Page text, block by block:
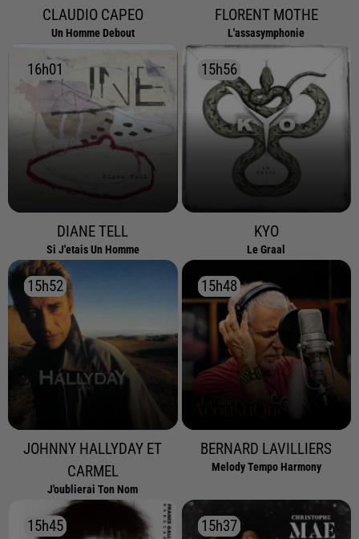
CLAUDIO CAPEO
Un Homme Debout
FLORENT MOTHE
L'assasymphonie
16h01
16h01
DIANE TELL
Si J'etais Un Homme
15h56
15h56
KYO
Le Graal
15h52
15h52
JOHNNY HALLYDAY ET
CARMEL
J'oublierai Ton Nom
15h48
15h48
BERNARD LAVILLIERS
Melody Tempo Harmony
15h45
15h45 15h37
15h37